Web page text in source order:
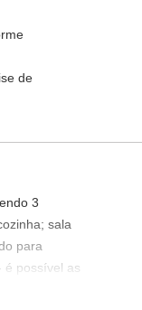
de
3
sala
para
é possível as